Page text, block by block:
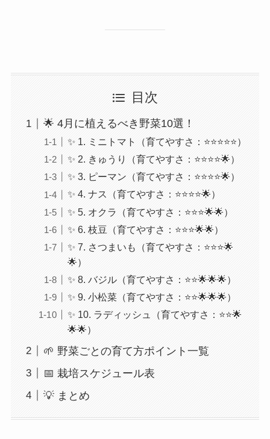
目次
🌟 4月に植えるべき野菜10選！
✨ 1. ミニトマト（育てやすさ：⭐⭐⭐⭐⭐）
✨ 2. きゅうり（育てやすさ：⭐⭐⭐⭐🌟）
✨ 3. ピーマン（育てやすさ：⭐⭐⭐⭐🌟）
✨ 4. ナス（育てやすさ：⭐⭐⭐⭐🌟）
✨ 5. オクラ（育てやすさ：⭐⭐⭐🌟🌟）
✨ 6. 枝豆（育てやすさ：⭐⭐⭐🌟🌟）
✨ 7. さつまいも（育てやすさ：⭐⭐⭐🌟
🌟）
✨ 8. バジル（育てやすさ：⭐⭐🌟🌟🌟）
✨ 9. 小松菜（育てやすさ：⭐⭐🌟🌟🌟）
✨ 10. ラディッシュ（育てやすさ：⭐⭐🌟
🌟🌟）
🌱 野菜ごとの育て方ポイント一覧
📅 栽培スケジュール表
💡 まとめ